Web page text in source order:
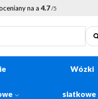
na a 4.7/5
Wózki
siatkowe